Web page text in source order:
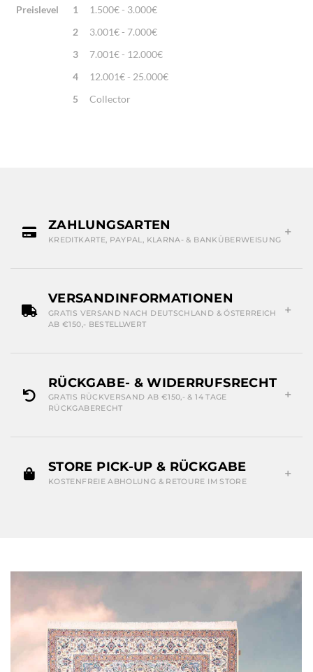
Preislevel
1
1.500€ - 3.000€
2
3.001€ - 7.000€
3
7.001€ - 12.000€
4
12.001€ - 25.000€
5
Collector
ZAHLUNGSARTEN
KREDITKARTE, PAYPAL, KLARNA- & BANKÜBERWEISUNG
VERSANDINFORMATIONEN
GRATIS VERSAND NACH DEUTSCHLAND & ÖSTERREICH
AB €150,- BESTELLWERT
RÜCKGABE- & WIDERRUFSRECHT
GRATIS RÜCKVERSAND AB €150,- & 14 TAGE
RÜCKGABERECHT
STORE PICK-UP & RÜCKGABE
KOSTENFREIE ABHOLUNG & RETOURE IM STORE